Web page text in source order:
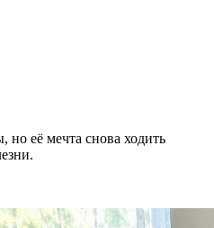
её мечта снова ходить